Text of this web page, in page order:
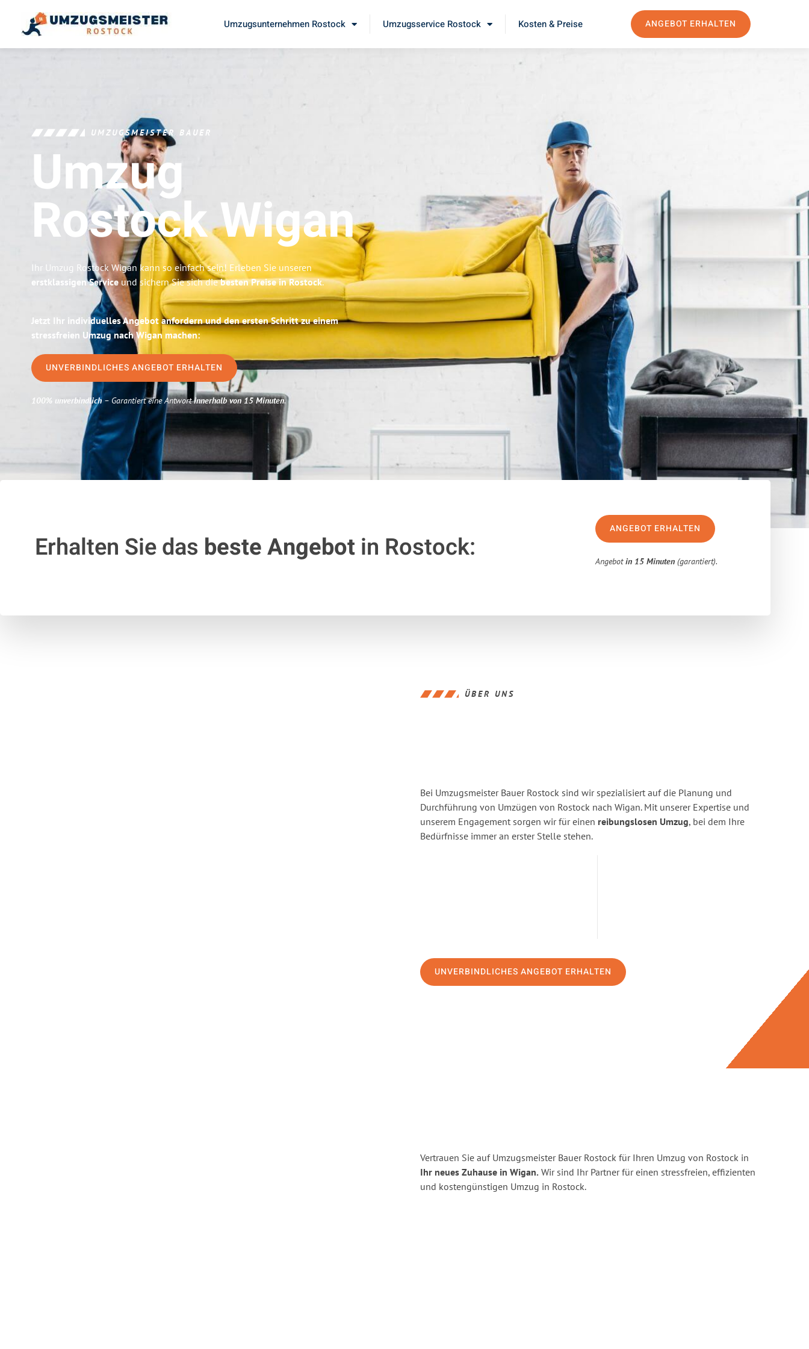
Umzugsunternehmen Rostock Umzugsservice Rostock Kosten & Preise ANGEBOT ERHALTEN
UMZUGSMEISTER BAUER
Umzug
RostockWigan
Ihr Umzug Rostock Wigan kann so einfach sein! Erleben Sie unseren
erstklassigen Service und sichern Sie sich diebesten Preise in Rostock.
Jetzt Ihr individuelles Angebot anfordern und den ersten Schritt zu einem
stressfreien Umzug nach Wigan machen:
UNVERBINDLICHES ANGEBOT ERHALTEN
100% unverbindlich– Garantiert eine Antwortinnerhalb von 15 Minuten.
Erhalten Sie das beste Angebotin Rostock:
ANGEBOT ERHALTEN
Angebotin 15 Minuten (garantiert).
ÜBER UNS
Bei Umzugsmeister Bauer Rostock sind wir spezialisiert auf die Planung und
Durchführung von Umzügen von Rostock nach Wigan. Mit unserer Expertise und
unserem Engagement sorgen wir für einen reibungslosen Umzug, bei dem Ihre
Bedürfnisse immer an erster Stelle stehen.
UNVERBINDLICHES ANGEBOT ERHALTEN
Vertrauen Sie auf Umzugsmeister Bauer Rostock für Ihren Umzug von Rostock in
Ihr neues Zuhause in Wigan. Wir sind Ihr Partner für einen stressfreien, effizienten
und kostengünstigen Umzug in Rostock.